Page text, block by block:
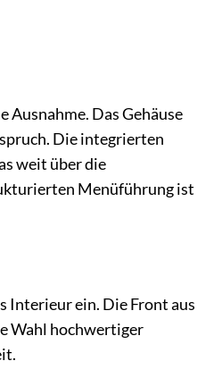
Das Gehäuse
Die integrierten
weit über die
Menüführung ist
Interieur ein. Die Front aus
Wahl hochwertiger